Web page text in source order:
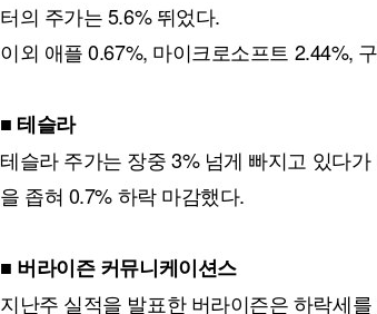
터의 주가는 5.6% 뛰었다.
이외 애플 0.67%, 마이크로소프트 2.44%,
■ 테슬라
테슬라 주가는 장중 3% 넘게 빠지고 있다
을 좁혀 0.7% 하락 마감했다.
■ 버라이즌 커뮤니케이션스
지난주 실적을 발표한 버라이즌은 하락세